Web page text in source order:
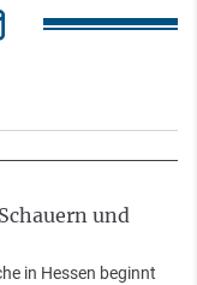
und
in Hessen beginnt